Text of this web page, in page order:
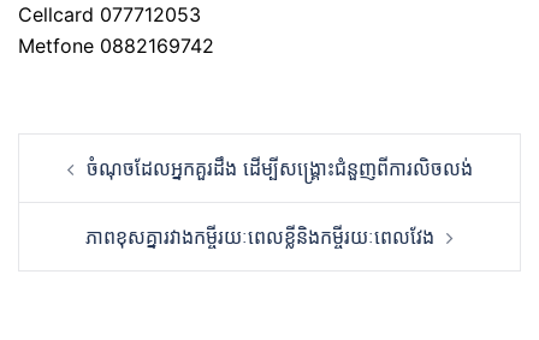
Cellcard 077712053
Metfone 0882169742
navigation
ចំណុចដែលអ្នកគួរដឹង ដើម្បីសង្គ្រោះជំនួញពីការលិចលង់
ភាពខុសគ្នារវាងកម្ចីរយៈពេលខ្លីនិងកម្ចីរយៈពេលវែង